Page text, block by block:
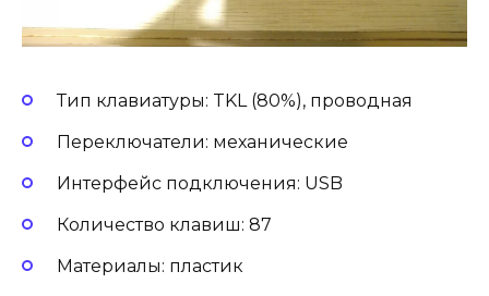
Тип клавиатуры: TKL (80%), проводная
Переключатели: механические
Интерфейс подключения: USB
Количество клавиш: 87
Материалы: пластик